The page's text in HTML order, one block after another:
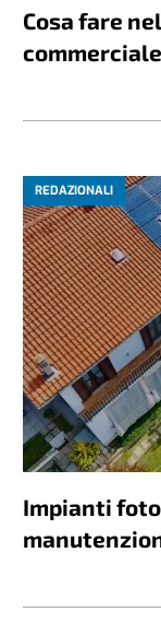
Cosa fare
REDAZIONALI
Impianti